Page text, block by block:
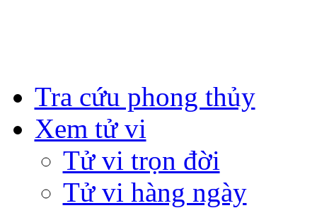
Tra cứu phong thủy
Xem tử vi
Tử vi trọn đời
Tử vi hàng ngày